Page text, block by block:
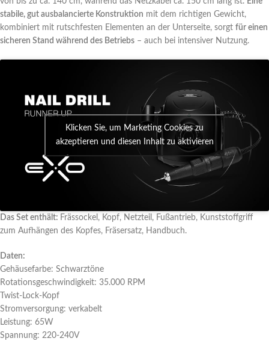
stabile, gut ausbalancierte Konstruktion mit dem richtigen Gewicht,
kombiniert mit rutschfesten Elementen an der Unterseite, sorgt für einen
sicheren Stand während des Betriebs – auch bei intensiver Nutzung.
Klicken Sie, um Marketing Cookies zu
akzeptieren und diesen Inhalt zu aktivieren
Das Set enthält: Frässockel, Kopf, Netzteil, Fußantrieb, Kunststoffgriff
zum Aufhängen des Kopfes, Fräsersatz, Handbuch.
Daten:
Gehäusefarbe: Schwarztöne
Rotationsgeschwindigkeit: 35.000 RPM
Twist-Lock-Kopf
Stromversorgung: verkabelt
Leistung: 65W
Spannung: 220-240V